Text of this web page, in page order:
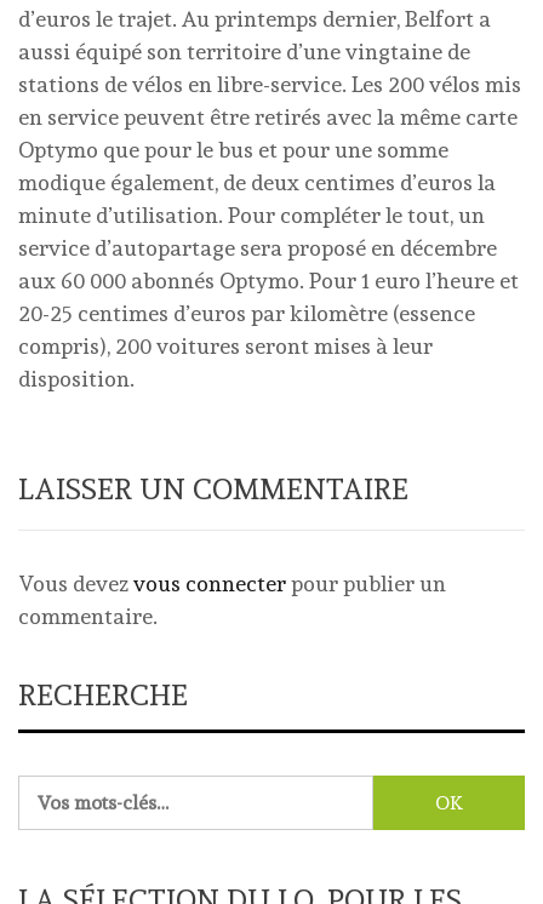
d’euros le trajet. Au printemps dernier, Belfort a
aussi équipé son territoire d’une vingtaine de
stations de vélos en libre-service. Les 200 vélos mis
en service peuvent être retirés avec la même carte
Optymo que pour le bus et pour une somme
modique également, de deux centimes d’euros la
minute d’utilisation. Pour compléter le tout, un
service d’autopartage sera proposé en décembre
aux 60 000 abonnés Optymo. Pour 1 euro l’heure et
20-25 centimes d’euros par kilomètre (essence
compris), 200 voitures seront mises à leur
disposition.
LAISSER UN COMMENTAIRE
Vous devezvous connecterpour publier un
commentaire.
RECHERCHE